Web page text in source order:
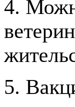
4.
5.